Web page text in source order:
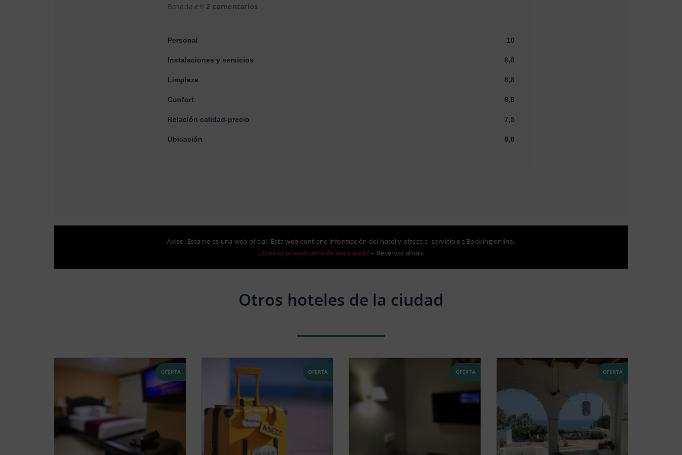
Basada en 2 comentarios
Personal 10
Instalaciones y servicios 8,8
Limpieza 8,8
Confort 8,8
Relación calidad-precio 7,5
Ubicación 8,8
Aviso: Esta no es una web oficial. Esta web contiene información del hotel y ofrece el servicio de Booking online.
¿Eres el propietario de esta web?– Reservar ahora
Otros hoteles de la ciudad
OFERTA OFERTA OFERTA OFERTA